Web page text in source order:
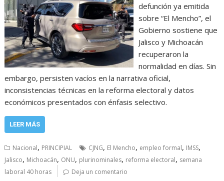
defunción ya emitida
sobre “El Mencho”, el
Gobierno sostiene que
Jalisco y Michoacán
recuperaron la
normalidad en días. Sin
embargo, persisten vacíos en la narrativa oficial,
inconsistencias técnicas en la reforma electoral y datos
económicos presentados con énfasis selectivo.
LEER MÁS
Nacional, PRINCIPIAL CJNG, El Mencho, empleo formal, IMSS,
Jalisco, Michoacán, ONU, plurinominales, reforma electoral, semana
laboral 40 horas
Deja un comentario